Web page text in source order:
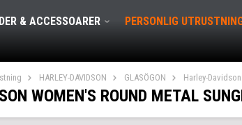
& ACCESSOARER PERSONLIG
HARLEY-DAVIDSON GLASÖGON Harley-
WOMEN'S ROUND METAL